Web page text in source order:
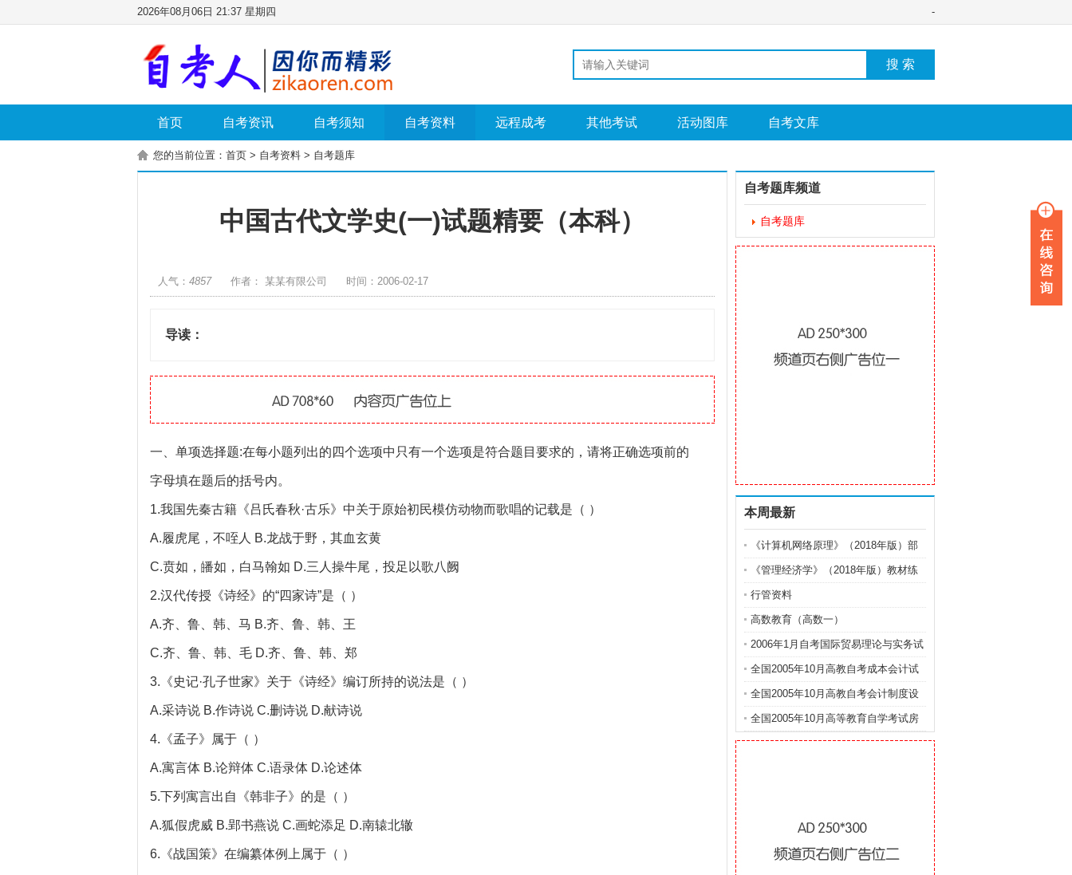
-
2026年08月06日 21:37 星期四
搜 索
首页 自考资讯 自考须知 自考资料 远程成考 其他考试 活动图库 自考文库
您的当前位置： 首页 > 自考资料 > 自考题库
中国古代文学史(一)试题精要（本科）
人气： 4857 作者： 某某有限公司 时间：2006-02-17
导读：
一、单项选择题:在每小题列出的四个选项中只有一个选项是符合题目要求的，请将正确选项前的
字母填在题后的括号内。
1.我国先秦古籍《吕氏春秋·古乐》中关于原始初民模仿动物而歌唱的记载是（ ）
A.履虎尾，不咥人 B.龙战于野，其血玄黄
C.贲如，皤如，白马翰如 D.三人操牛尾，投足以歌八阙
2.汉代传授《诗经》的“四家诗”是（ ）
A.齐、鲁、韩、马 B.齐、鲁、韩、王
C.齐、鲁、韩、毛 D.齐、鲁、韩、郑
3.《史记·孔子世家》关于《诗经》编订所持的说法是（ ）
A.采诗说 B.作诗说 C.删诗说 D.献诗说
4.《孟子》属于（ ）
A.寓言体 B.论辩体 C.语录体 D.论述体
5.下列寓言出自《韩非子》的是（ ）
A.狐假虎威 B.郢书燕说 C.画蛇添足 D.南辕北辙
6.《战国策》在编纂体例上属于（ ）
自考题库频道
自考题库
本周最新
《计算机网络原理》（2018年版）部
分习题参考答案
《管理经济学》（2018年版）教材练
习题及参考答案
行管资料
高数教育（高数一）
2006年1月自考国际贸易理论与实务试
题
全国2005年10月高教自考成本会计试
题
全国2005年10月高教自考会计制度设
计试题
全国2005年10月高等教育自学考试房
地产法试题